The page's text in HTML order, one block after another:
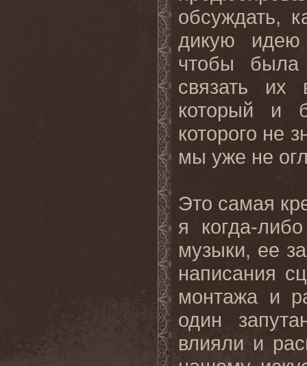
обсуждать,
дикую идею
чтобы была
связать
который и
которого не
мы уже не
Это самая
я когда-
музыки, ее
написания
монтажа и
один
влияли и